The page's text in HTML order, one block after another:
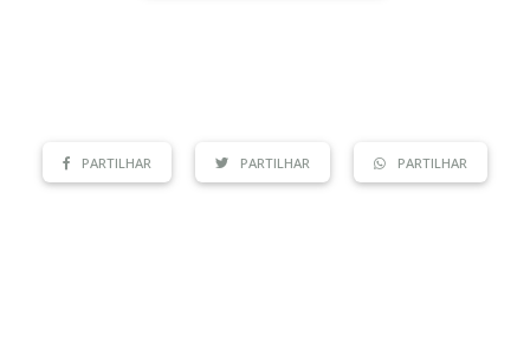
PARTILHAR PARTILHAR PARTILHAR